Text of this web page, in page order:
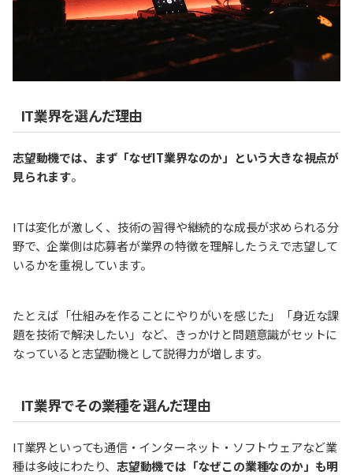
IT業界を選んだ理由
志望動機では、まず「なぜIT業界なのか」という大きな視点が
見られます。
ITは変化が激しく、技術の習得や継続的な成長が求められる分
野で、企業側は応募者が業界の特徴を理解したうえで志望して
いるかを重視しています。
たとえば「仕組みを作ることにやりがいを感じた」「身近な課
題を技術で解決したい」など、きっかけと問題意識がセットに
なっていると志望動機として説得力が増します。
IT業界でその業種を選んだ理由
IT業界といっても通信・インターネット・ソフトウェアなど業
種は多岐にわたり、志望動機では「なぜこの業種なのか」も明